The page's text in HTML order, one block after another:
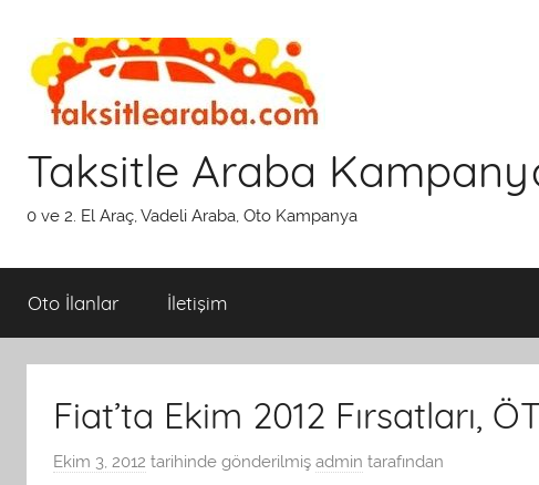
Taksitle Araba
0 ve 2. El Araç, Vadeli Araba, Oto Kampanya
Oto İlanlar İletişim
Fiat’ta Ekim 2012 Fırsatları,
Ekim 3, 2012 tarihinde gönderilmiş admin tarafından